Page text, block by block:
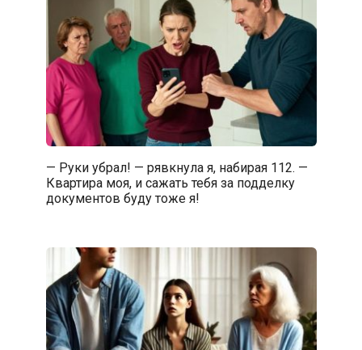
— Руки убрал! — рявкнула я, набирая 112. —
Квартира моя, и сажать тебя за подделку
документов буду тоже я!